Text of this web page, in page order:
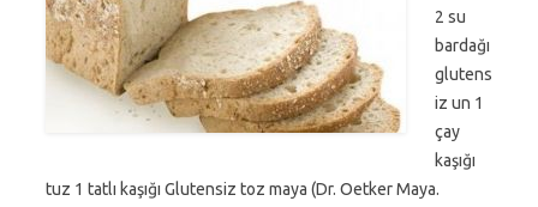
2 su
bardağı
glutens
iz un 1
çay
kaşığı
tuz 1 tatlı kaşığı Glutensiz toz maya (Dr. Oetker Maya.